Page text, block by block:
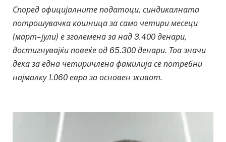
Според официјалните податоци, синдикалната
потрошувачка кошница за само четири месеци
(март–јули) е зголемена за над 3.400 денари,
достигнувајќи повеќе од 65.300 денари. Тоа значи
дека за една четиричлена фамилија се потребни
најмалку 1.060 евра за основен живот.